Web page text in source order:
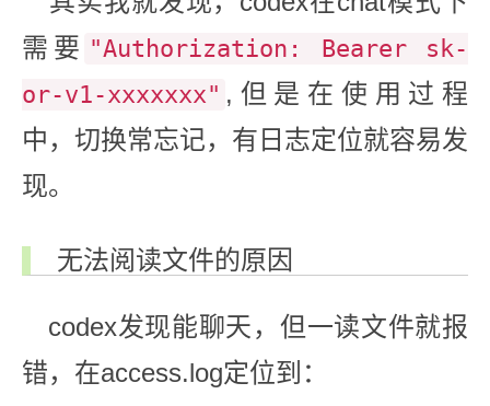
需要 "Authorization: Bearer sk-
or-v1-xxxxxxx" ,但是在使用过程
中，切换常忘记，有日志定位就容易发
现。
无法阅读文件的原因
codex发现能聊天，但一读文件就报
错，在access.log定位到：